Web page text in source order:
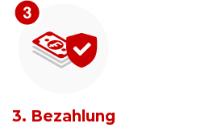
3. Bezahlung